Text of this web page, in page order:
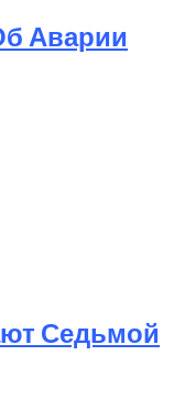
Аварии
Седьмой